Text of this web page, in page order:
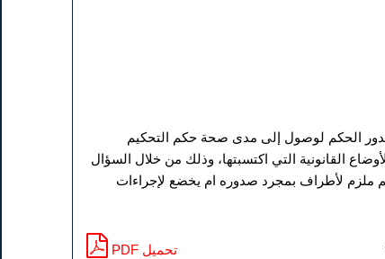
صدور الحكم لوصول إلى مدى صحة حكم التحكيم
القانونية التي اكتسبتها، وذلك من خلال السؤال
ملزم لأطراف بمجرد صدوره ام يخضع لإجراءات
PDF تحميل